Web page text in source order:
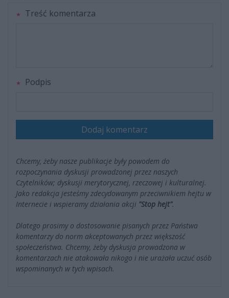
Treść komentarza
Podpis
Dodaj komentarz
Chcemy, żeby nasze publikacje były powodem do
rozpoczynania dyskusji prowadzonej przez naszych
Czytelników; dyskusji merytorycznej, rzeczowej i kulturalnej.
Jako redakcja jesteśmy zdecydowanym przeciwnikiem hejtu w
Internecie i wspieramy działania akcji "Stop hejt".
Dlatego prosimy o dostosowanie pisanych przez Państwa
komentarzy do norm akceptowanych przez większość
społeczeństwa. Chcemy, żeby dyskusja prowadzona w
komentarzach nie atakowała nikogo i nie urażała uczuć osób
wspominanych w tych wpisach.